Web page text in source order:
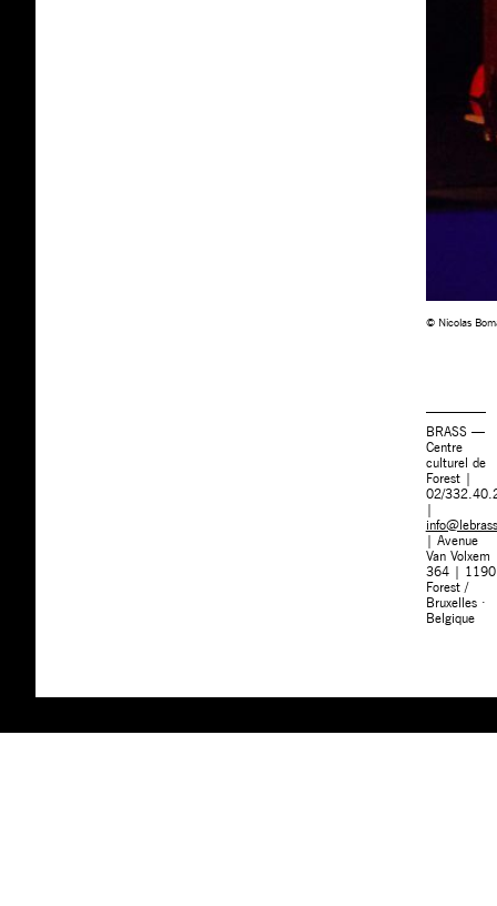
© Nicolas
BRASS —
Centre
culturel de
Forest |
02/
|
| Avenue
Van Volxem
364 | 1190
Forest /
Bruxelles ·
Belgique